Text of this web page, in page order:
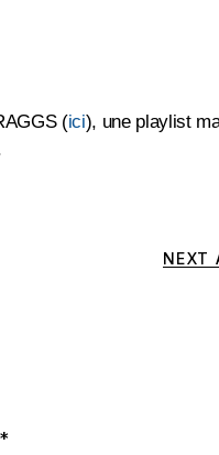
(ici), une playlist
NEXT
*